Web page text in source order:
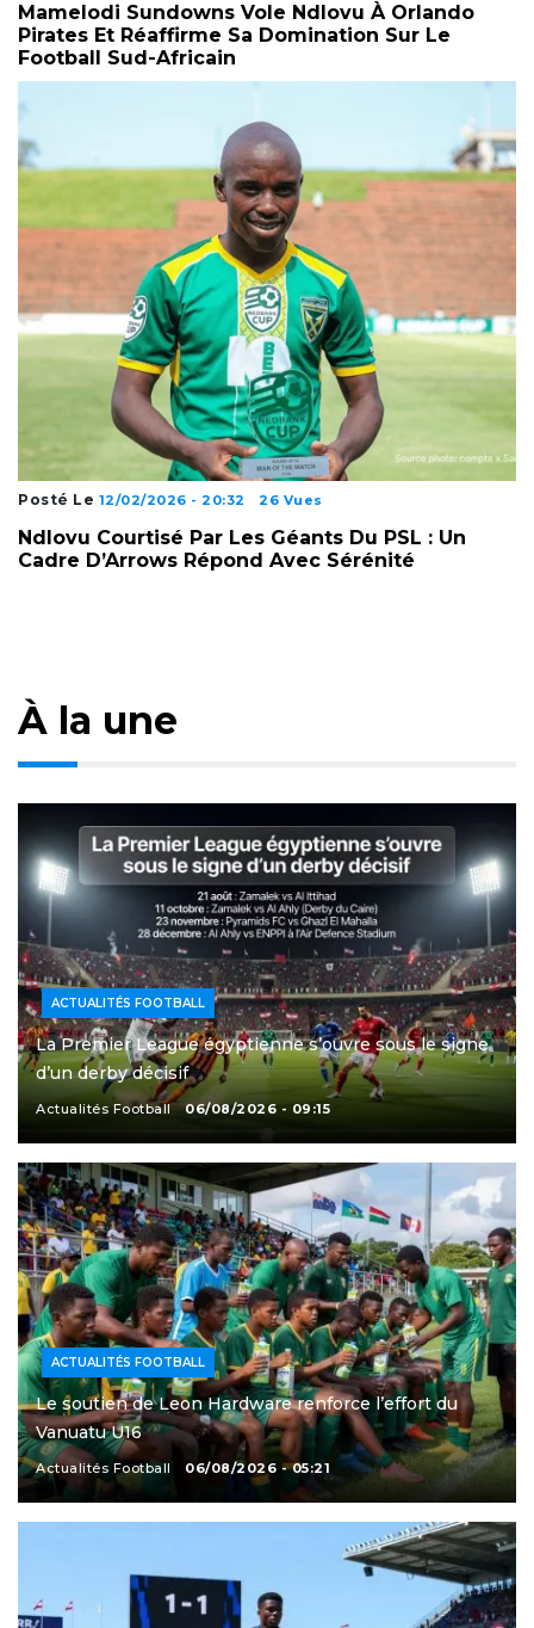
Mamelodi Sundowns Vole Ndlovu À Orlando
Pirates Et Réaffirme Sa Domination Sur Le
Football Sud-Africain
Posté Le 12/02/2026 - 20:32 26 Vues
Ndlovu Courtisé Par Les Géants Du PSL : Un
Cadre D’Arrows Répond Avec Sérénité
À la une
ACTUALITÉS FOOTBALL
La Premier League égyptienne s’ouvre sous le signe
d’un derby décisif
Actualités Football 06/08/2026 - 09:15
ACTUALITÉS FOOTBALL
Le soutien de Leon Hardware renforce l’effort du
Vanuatu U16
Actualités Football 06/08/2026 - 05:21